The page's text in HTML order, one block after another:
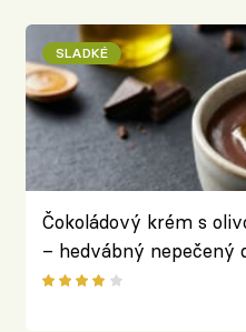
SLADKÉ
Čokoládový krém s
– hedvábný nepečený
příležitost